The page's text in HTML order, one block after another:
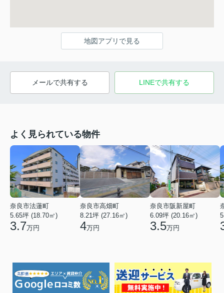
地図アプリで見る
メールで共有する LINEで共有する
よく見られている物件
奈良市法蓮町
5.65坪 (18.70㎡)
3.7万円
奈良市高畑町
8.21坪 (27.16㎡)
4万円
奈良市阪新屋町
6.09坪 (20.16㎡)
3.5万円